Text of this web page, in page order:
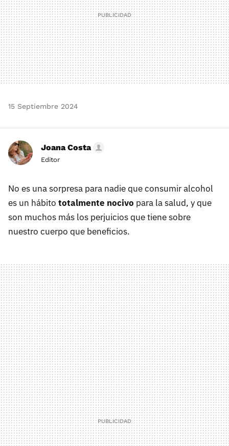
15 Septiembre 2024
Joana Costa
Editor
No es una sorpresa para nadie que consumir alcohol
es un hábito totalmente nocivo para la salud, y que
son muchos más los perjuicios que tiene sobre
nuestro cuerpo que beneficios.